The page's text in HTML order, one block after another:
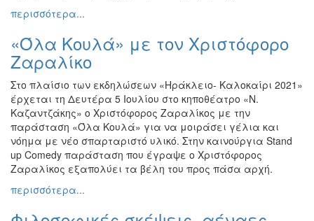
περισσότερα...
«Όλα Κουλά» με τον Χριστόφορο
Ζαραλίκο
Στο πλαίσιο των εκδηλώσεων «Ηράκλειο- Καλοκαίρι 2021»
έρχεται τη Δευτέρα 5 Ιουλίου στο κηποθέατρο «Ν.
Καζαντζάκης» ο Χριστόφορος Ζαραλίκος με την
παράσταση «Όλα Κουλά» για να μοιράσει γέλια και
νόημα με νέο σπαρταριστό υλικό. Στην καινούργια Stand
up Comedy παράσταση που έγραψε ο Χριστόφορος
Ζαραλίκος εξαπολύει τα βέλη του προς πάσα αρχή.
περισσότερα...